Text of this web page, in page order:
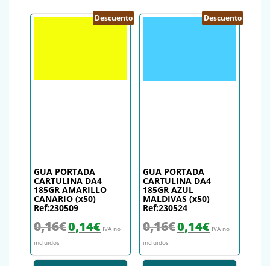
Descuento
GUA PORTADA
CARTULINA DA4
185GR AMARILLO
CANARIO (x50)
Ref:230509
0,16€ El precio original era: 0,16€.
0,14€El precio actual es: 0,14€.
IVA no
incluidos
Descuento
GUA PORTADA
CARTULINA DA4
185GR AZUL
MALDIVAS (x50)
Ref:230524
0,16€ El precio original era: 0,16€.
0,14€El precio actual
IVA no
incluidos